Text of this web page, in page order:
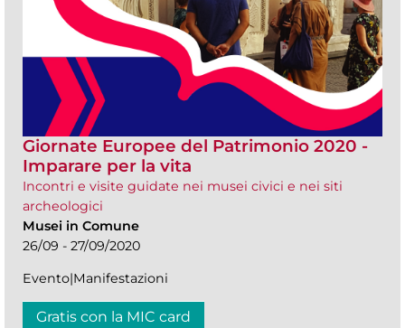
Giornate Europee del Patrimonio 2020 -
Imparare per la vita
Incontri e visite guidate nei musei civici e nei siti
archeologici
Musei in Comune
26/09 - 27/09/2020
Evento|Manifestazioni
Gratis con la MIC card